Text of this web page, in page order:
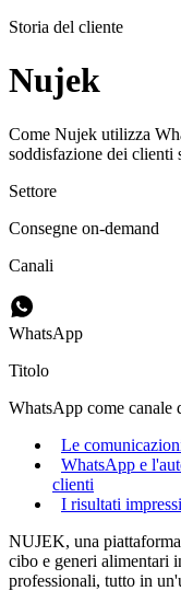
Storia del cliente
Nujek
Come Nujek utilizza
soddisfazione dei clienti
Settore
Consegne on-demand
Canali
WhatsApp
Titolo
WhatsApp come canale
Le
WhatsApp e
clienti
I risultati
NUJEK, una
cibo e generi alimentari
professionali, tutto in